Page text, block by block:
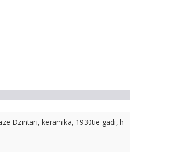
Dzintari, keramika, 1930tie gadi, h